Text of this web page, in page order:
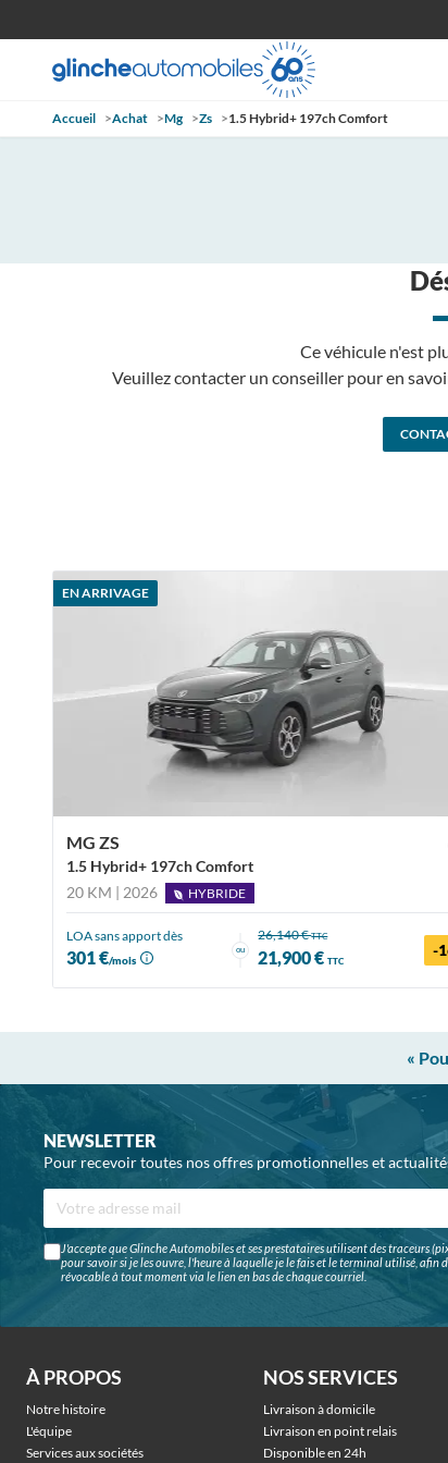
Accueil >Achat >Mg >Zs >1.5 Hybrid+ 197ch Comfort
Ce véhicule n'est
Veuillez contacter un conseiller pour en
EN ARRIVAGE
MG ZS
1.5 Hybrid+ 197ch Comfort
20 KM | 2026
HYBRIDE
LOA sans apport dès
301 €/mois
ou
26,140 €TTC
21,900 €TTC
-
«
NEWSLETTER
Pour recevoir toutes nos offres promotionnelles et
J'accepte que Glinche Automobiles et ses prestataires utilisent des traceurs
pour savoir si je les ouvre, l'heure à laquelle je le fais et le terminal utilisé, afin
révocable à tout moment via le lien en bas de chaque courriel.
À PROPOS
Notre histoire
L'équipe
Services aux sociétés
NOS SERVICES
Livraison à domicile
Livraison en point relais
Disponible en 24h